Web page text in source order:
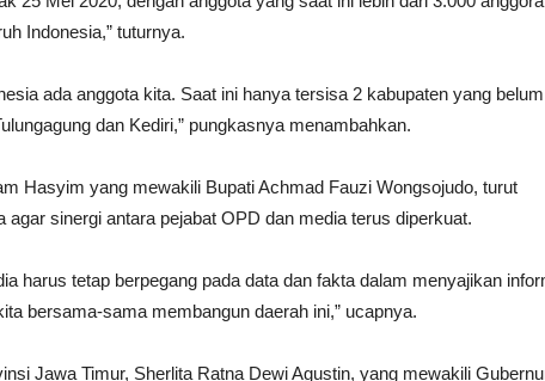
Indonesia,” tuturnya.
ada anggota kita. Saat ini hanya tersisa 2 kabupaten yang belum
dan Kediri,” pungkasnya menambahkan.
Hasyim yang mewakili Bupati Achmad Fauzi Wongsojudo, turut
agar sinergi antara pejabat OPD dan media terus diperkuat.
harus tetap berpegang pada data dan fakta dalam menyajikan
bersama-sama membangun daerah ini,” ucapnya.
Jawa Timur, Sherlita Ratna Dewi Agustin, yang mewakili